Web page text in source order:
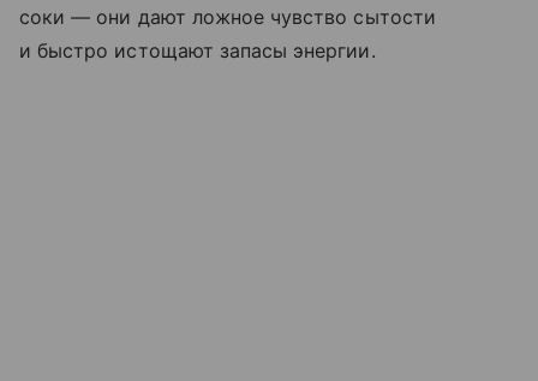
соки — они дают ложное чувство сытости
и быстро истощают запасы энергии.